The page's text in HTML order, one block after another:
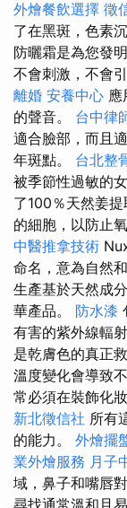
外燴餐飲選擇 徵
了在黑斑，色素
防曬霜是為您發
不會刺激，不會
離婚 安養中心 應
的聲音。 台中律
適合臉部，而且
年斑點。 台北整
被季節性過敏的
了100％天然姜
的細胞，以防止
中醫推拿技術
命名，意為自然
生產基於天然成
華產品。 防水漆
有害的紫外線輻射
是乾膚色的真正
溫度變化會導致
常必須在裝飾化
新北徵信社 所有
的能力。 外燴擺
業外燴服務 月子
域，鼻子和嘴唇
尋找通常溫和且